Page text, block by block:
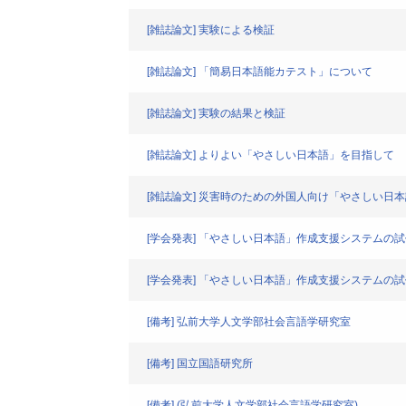
[雑誌論文] 実験による検証
[雑誌論文] 「簡易日本語能カテスト」について
[雑誌論文] 実験の結果と検証
[雑誌論文] よりよい「やさしい日本語」を目指して
[雑誌論文] 災害時のための外国人向け「やさしい日本
[学会発表] 「やさしい日本語」作成支援システムの
[学会発表] 「やさしい日本語」作成支援システムの
[備考] 弘前大学人文学部社会言語学研究室
[備考] 国立国語研究所